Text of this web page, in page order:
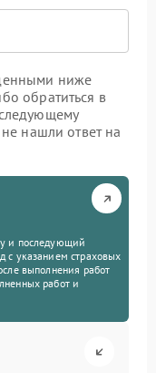
ниже
обратиться в
нашли ответ на
и последующий
с указанием страховых
выполнения работ
работ и